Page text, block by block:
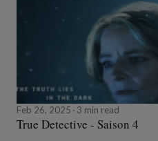
Feb 26, 2025 3 min read
True Detective - Saison 4